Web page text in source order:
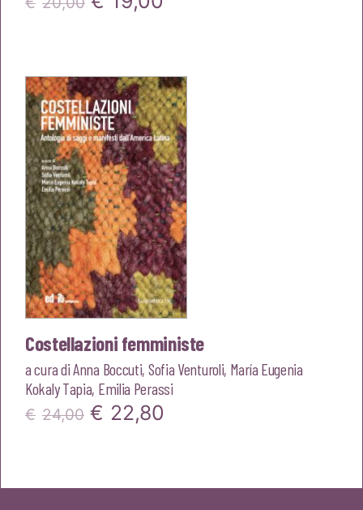
era:
€20,00.
è:
€19,00.
Costellazioni femministe
a cura diAnna Boccuti, Sofia Venturoli, María Eugenia
Kokaly Tapia, Emilia Perassi
€ 24,00 Il
€ 22,80